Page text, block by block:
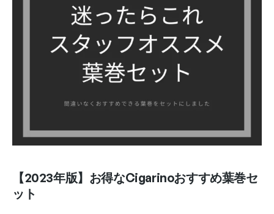
【2023年版】お得なCigarinoおすすめ葉巻セ
ット